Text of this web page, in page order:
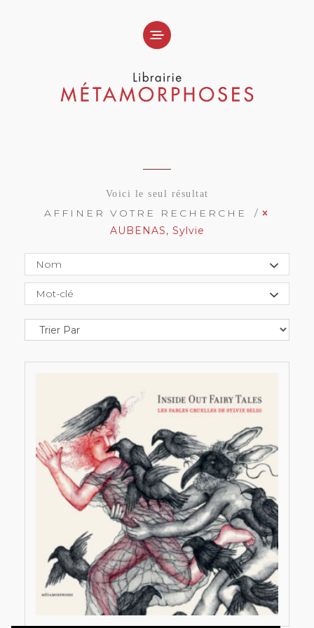
Voici le seul résultat
AFFINER VOTRE RECHERCHE
AUBENAS, Sylvie
Nom
Mot-clé